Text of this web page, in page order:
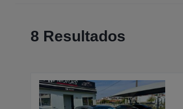
8 Resultados